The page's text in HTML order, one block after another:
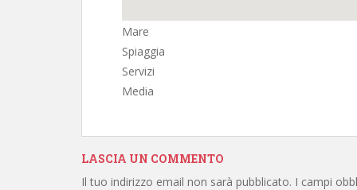
Mare
Spiaggia
Servizi
Media
LASCIA UN COMMENTO
Il tuo indirizzo email non sarà pubblicato. I campi